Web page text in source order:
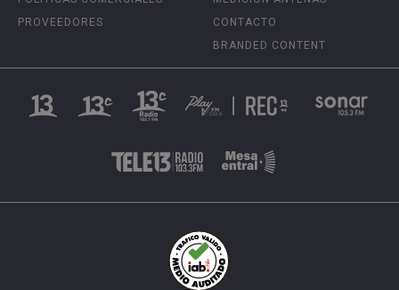
PROVEEDORES
CONTACTO
BRANDED CONTENT